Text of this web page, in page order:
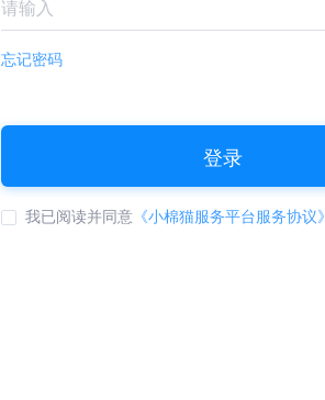
忘记密码
登录
我已阅读并同意 《小棉猫服务平台服务协议》